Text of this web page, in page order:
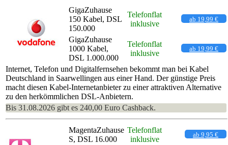
GigaZuhause
150 Kabel, DSL
150.000
Telefonflat
inklusive
ab 19,99 €
GigaZuhause
1000 Kabel,
DSL 1.000.000
Telefonflat
inklusive
ab 19,99 €
Internet, Telefon und Digitalfernsehen bekommt man bei Kabel
Deutschland in Saarwellingen aus einer Hand. Der günstige Preis
macht diesen Kabel-Internetanbieter zu einer attraktiven Alternative
zu den herkömmlichen DSL-Anbietern.
Bis 31.08.2026 gibt es 240,00 Euro Cashback.
MagentaZuhause
S, DSL 16.000
Telefonflat
inklusive
ab 9,95 €